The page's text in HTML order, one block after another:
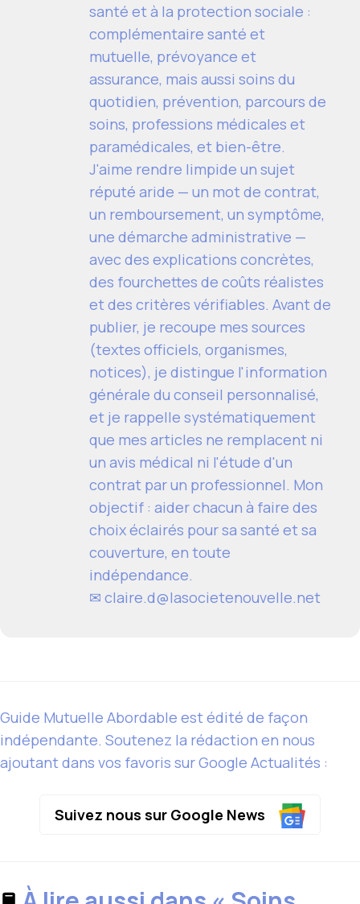
santé et à la protection sociale :
complémentaire santé et
mutuelle, prévoyance et
assurance, mais aussi soins du
quotidien, prévention, parcours de
soins, professions médicales et
paramédicales, et bien-être.
J'aime rendre limpide un sujet
réputé aride — un mot de contrat,
un remboursement, un symptôme,
une démarche administrative —
avec des explications concrètes,
des fourchettes de coûts réalistes
et des critères vérifiables. Avant de
publier, je recoupe mes sources
(textes officiels, organismes,
notices), je distingue l'information
générale du conseil personnalisé,
et je rappelle systématiquement
que mes articles ne remplacent ni
un avis médical ni l'étude d'un
contrat par un professionnel. Mon
objectif : aider chacun à faire des
choix éclairés pour sa santé et sa
couverture, en toute
indépendance.
✉ claire.d@lasocietenouvelle.net
Guide Mutuelle Abordable est édité de façon
indépendante. Soutenez la rédaction en nous
ajoutant dans vos favoris sur Google Actualités :
Suivez nous sur Google News